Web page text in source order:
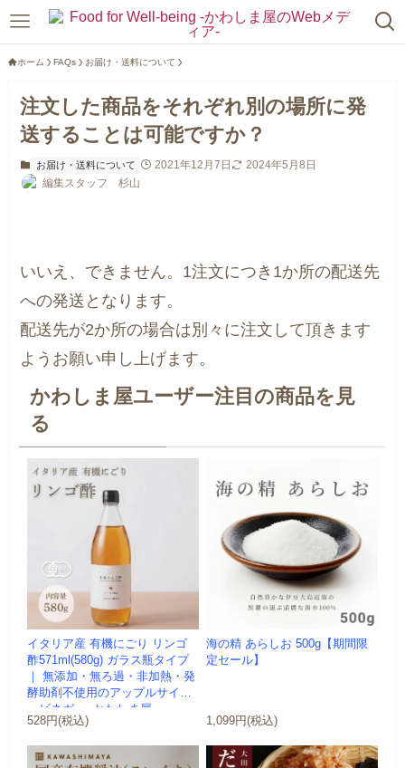
ホーム FAQs お届け・送料について
注文した商品をそれぞれ別の場所に発
送することは可能ですか？
お届け・送料について 2021年12月7日
2024年5月8日
編集スタッフ 杉山
いいえ、できません。1注文につき1か所の配送先
への発送となります。
配送先が2か所の場合は別々に注文して頂きます
ようお願い申し上げます。
かわしま屋ユーザー注目の商品を見
る
イタリア産 有機にごり リンゴ
酢571ml(580g) ガラス瓶タイプ
｜ 無添加・無ろ過・非加熱・発
酵助剤不使用のアップルサイダ
ービネガー -かわしま屋-
528円(税込)
海の精 あらしお 500g【期間限
定セール】
1,099円(税込)